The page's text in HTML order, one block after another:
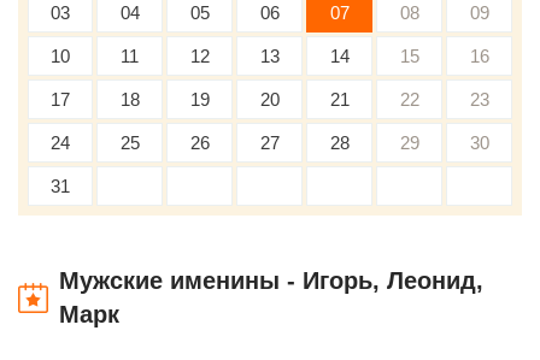
03 04 05 06 07 08 09
10 11 12 13 14 15 16
17 18 19 20 21 22 23
24 25 26 27 28 29 30
31
Мужские именины - Игорь, Леонид,
Марк